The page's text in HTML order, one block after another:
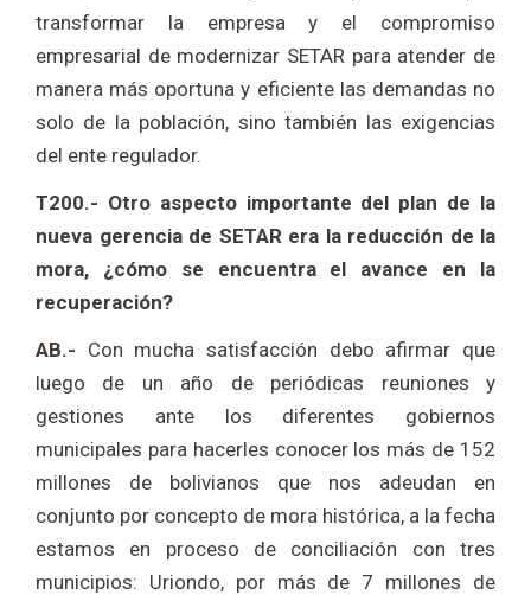
transformar la empresa y el compromiso
empresarial de modernizar SETAR para atender de
manera más oportuna y eficiente las demandas no
solo de la población, sino también las exigencias
del ente regulador.
T200.- Otro aspecto importante del plan de la
nueva gerencia de SETAR era la reducción de la
mora, ¿cómo se encuentra el avance en la
recuperación?
AB.- Con mucha satisfacción debo afirmar que
luego de un año de periódicas reuniones y
gestiones ante los diferentes gobiernos
municipales para hacerles conocer los más de 152
millones de bolivianos que nos adeudan en
conjunto por concepto de mora histórica, a la fecha
estamos en proceso de conciliación con tres
municipios: Uriondo, por más de 7 millones de